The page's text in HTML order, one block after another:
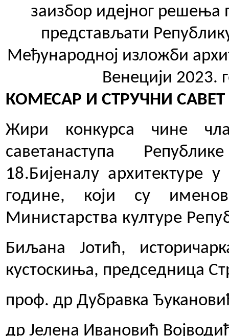
заизбор идејног решења
представљати
Међународној изложби
Венецији 2023.
КОМЕСАР И СТРУЧНИ
Жири конкурса чине
саветанаступа
18.Бијеналу архитектуре
године, који су
Министарства културе
Биљана Јотић,
кустоскиња, председница
проф. др Дубравка
др Јелена Ивановић